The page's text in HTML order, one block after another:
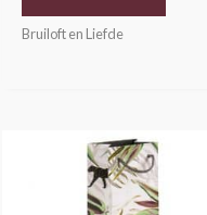
Bruiloft en Liefde